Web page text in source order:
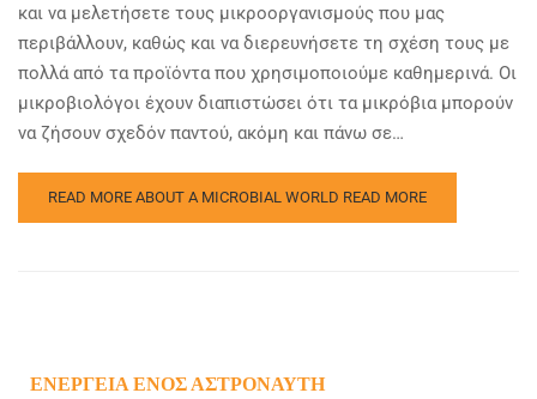
και να μελετήσετε τους μικροοργανισμούς που μας
περιβάλλουν, καθώς και να διερευνήσετε τη σχέση τους με
πολλά από τα προϊόντα που χρησιμοποιούμε καθημερινά. Οι
μικροβιολόγοι έχουν διαπιστώσει ότι τα μικρόβια μπορούν
να ζήσουν σχεδόν παντού, ακόμη και πάνω σε…
READ MORE ABOUT A MICROBIAL WORLD READ MORE
ΕΝΈΡΓΕΙΑ ΕΝΌΣ ΑΣΤΡΟΝΑΎΤΗ